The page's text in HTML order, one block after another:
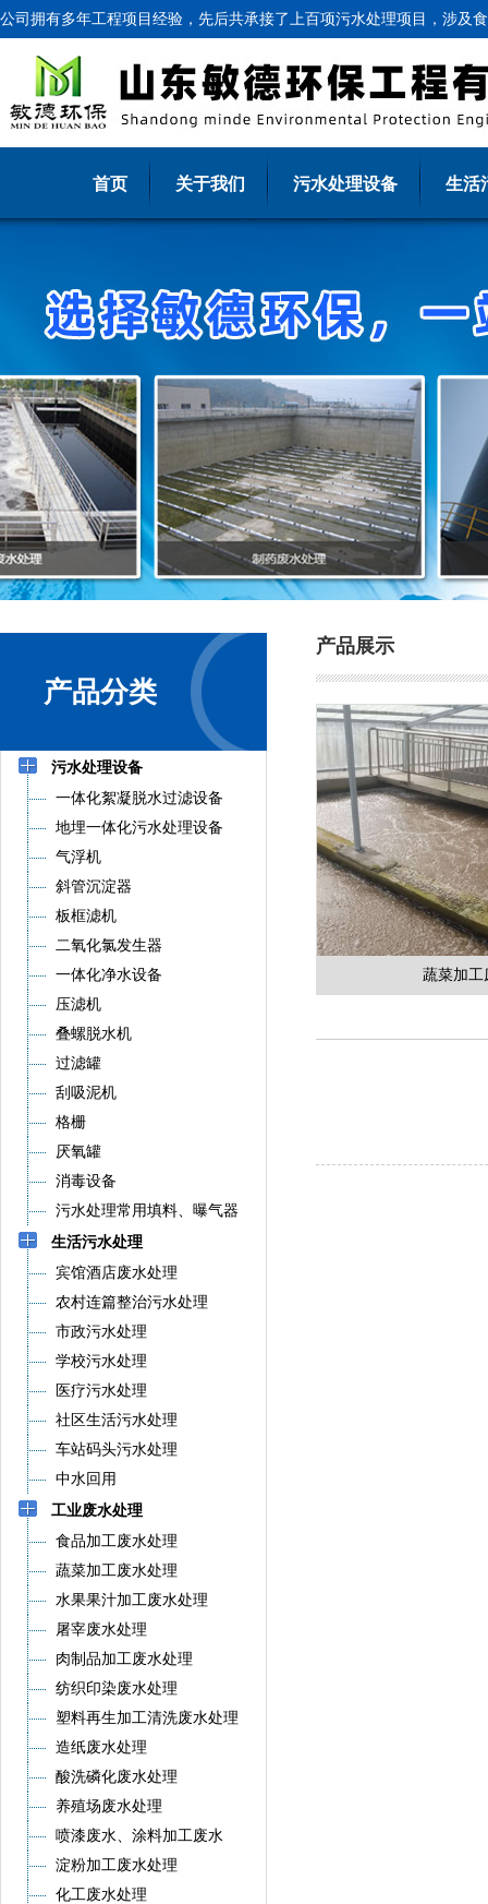
公司拥有多年工程项目经验，先后共承接了上百项污水处理项目，涉及
首页 关于我们 污水处理设备 生活
产品分类
污水处理设备
一体化絮凝脱水过滤设备
地埋一体化污水处理设备
气浮机
斜管沉淀器
板框滤机
二氧化氯发生器
一体化净水设备
压滤机
叠螺脱水机
过滤罐
刮吸泥机
格栅
厌氧罐
消毒设备
污水处理常用填料、曝气器
生活污水处理
宾馆酒店废水处理
农村连篇整治污水处理
市政污水处理
学校污水处理
医疗污水处理
社区生活污水处理
车站码头污水处理
中水回用
工业废水处理
食品加工废水处理
蔬菜加工废水处理
水果果汁加工废水处理
屠宰废水处理
肉制品加工废水处理
纺织印染废水处理
塑料再生加工清洗废水处理
造纸废水处理
酸洗磷化废水处理
养殖场废水处理
喷漆废水、涂料加工废水
淀粉加工废水处理
化工废水处理
产品展示
蔬菜加工